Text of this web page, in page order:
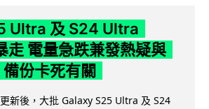
Ultra 及 S24 Ultra
走 電量急跌兼發熱疑與
份卡死有關
新後，大批 Galaxy S25 Ultra 及 S24